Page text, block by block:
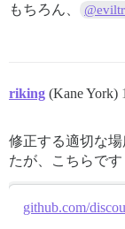
もちろん、
riking (Kane York)
修正する適切な
たが、こちらです
github.com/